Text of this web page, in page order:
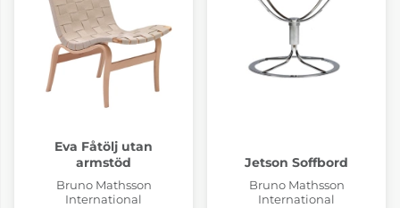
Eva Fåtölj utan
armstöd
Bruno Mathsson
International
Jetson Soffbord
Bruno Mathsson
International